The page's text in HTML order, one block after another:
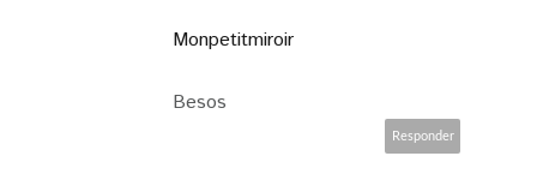
Monpetitmiroir
Besos
Responder